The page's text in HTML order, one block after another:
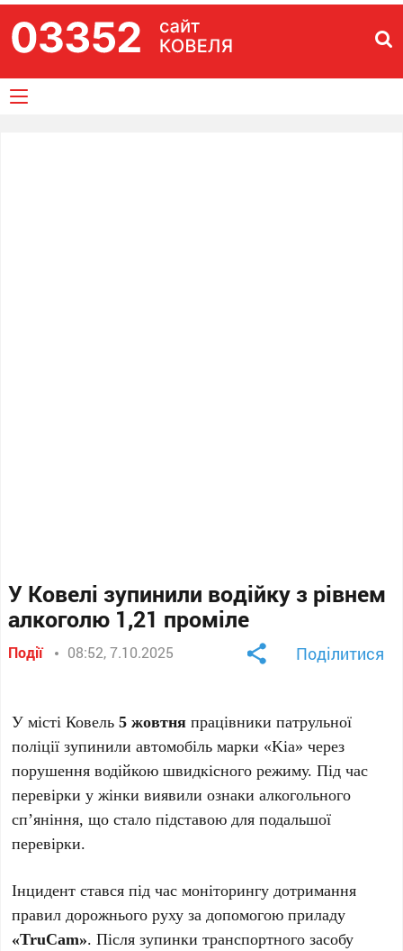
У Ковелі зупинили водійку з рівнем
алкоголю 1,21 проміле
Події 08:52, 7.10.2025 Поділитися
У місті Ковель5 жовтня працівники патрульної
поліції зупинили автомобіль марки «Kia» через
порушення водійкою швидкісного режиму. Під час
перевірки у жінки виявили ознаки алкогольного
сп’яніння, що стало підставою для подальшої
перевірки.
Інцидент стався під час моніторингу дотримання
правил дорожнього руху за допомогою приладу
«TruCam». Після зупинки транспортного засобу